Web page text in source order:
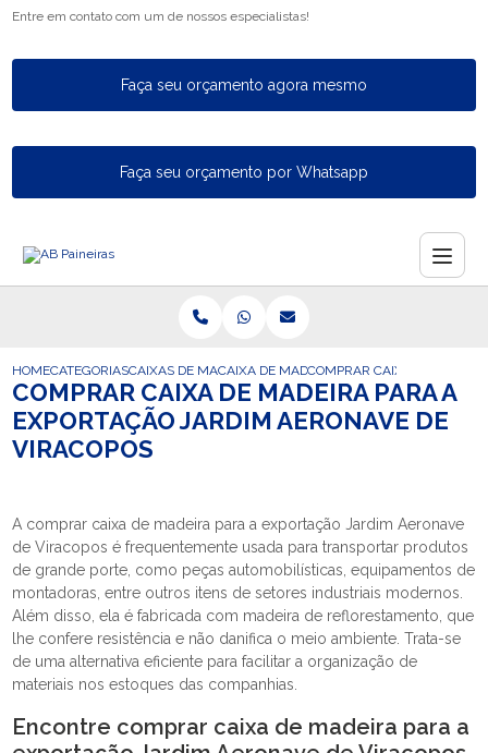
Entre em contato com um de nossos especialistas!
Faça seu orçamento agora mesmo
Faça seu orçamento por Whatsapp
HOMECATEGORIASCAIXAS DE MADEIRA PARA EXPORTACAO
CAIXA DE MADEIRA PARA EXPORTACAO
COMPRAR CAIXA DE
COMPRAR CAIXA DE MADEIRA PARA A
EXPORTAÇÃO JARDIM AERONAVE DE
VIRACOPOS
A comprar caixa de madeira para a exportação Jardim Aeronave
de Viracopos é frequentemente usada para transportar produtos
de grande porte, como peças automobilísticas, equipamentos de
montadoras, entre outros itens de setores industriais modernos.
Além disso, ela é fabricada com madeira de reflorestamento, que
lhe confere resistência e não danifica o meio ambiente. Trata-se
de uma alternativa eficiente para facilitar a organização de
materiais nos estoques das companhias.
Encontre comprar caixa de madeira para a